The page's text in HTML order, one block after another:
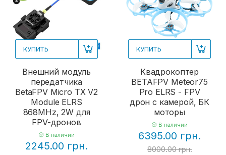
КУПИТЬ
Внешний модуль
передатчика
BetaFPV Micro TX V2
Module ELRS
868MHz, 2W для
FPV-дронов
В наличии
2245.00 грн.
КУПИТЬ
Квадрокоптер
BETAFPV Meteor75
Pro ELRS - FPV
дрон с камерой, БК
моторы
В наличии
6395.00 грн.
8000.00 грн.